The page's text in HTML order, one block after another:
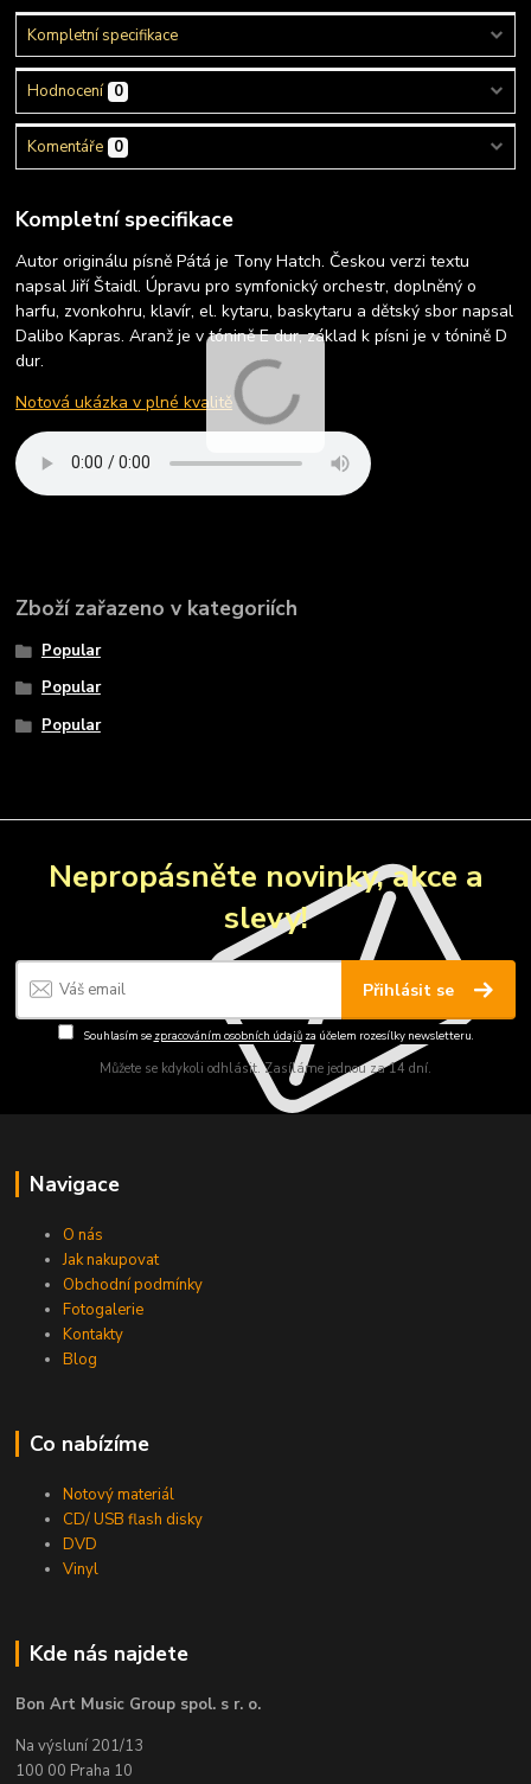
Kompletní specifikace
Hodnocení 0
Komentáře 0
Kompletní specifikace
Autor originálu písně Pátá je Tony Hatch. Českou verzi textu
napsal Jiří Štaidl. Úpravu pro symfonický orchestr, doplněný o
harfu, zvonkohru, klavír, el. kytaru, baskytaru a dětský sbor napsal
Dalibo Kapras. Aranž je v tónině E dur, základ k písni je v tónině D
dur.
Notová ukázka v plné kvalitě
Zboží zařazeno v kategoriích
Popular
Popular
Popular
Nepropásněte novinky, akce a
slevy!
Přihlásit se
Souhlasím se zpracováním osobních údajůza účelem rozesílky newsletteru.
Můžete se kdykoli odhlásit. Zasíláme jednou za 14 dní.
Navigace
O nás
Jak nakupovat
Obchodní podmínky
Fotogalerie
Kontakty
Blog
Co nabízíme
Notový materiál
CD/ USB flash disky
DVD
Vinyl
Kde nás najdete
Bon Art Music Group spol. s r. o.
Na výsluní 201/13
100 00 Praha 10